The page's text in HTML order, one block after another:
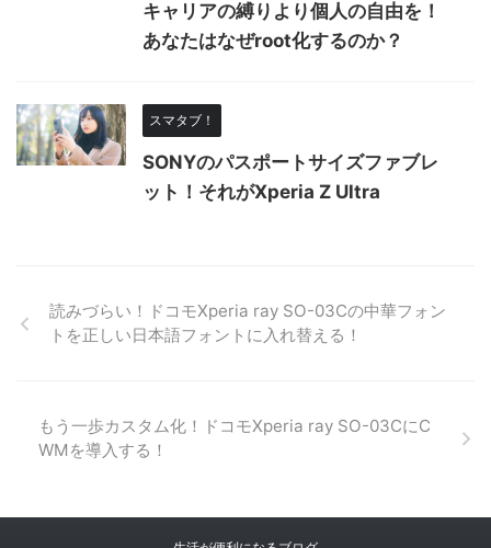
キャリアの縛りより個人の自由を！
あなたはなぜroot化するのか？
スマタブ！
SONYのパスポートサイズファブレ
ット！それがXperia Z Ultra
読みづらい！ドコモXperia ray SO-03Cの中華フォン
トを正しい日本語フォントに入れ替える！
もう一歩カスタム化！ドコモXperia ray SO-03CにC
WMを導入する！